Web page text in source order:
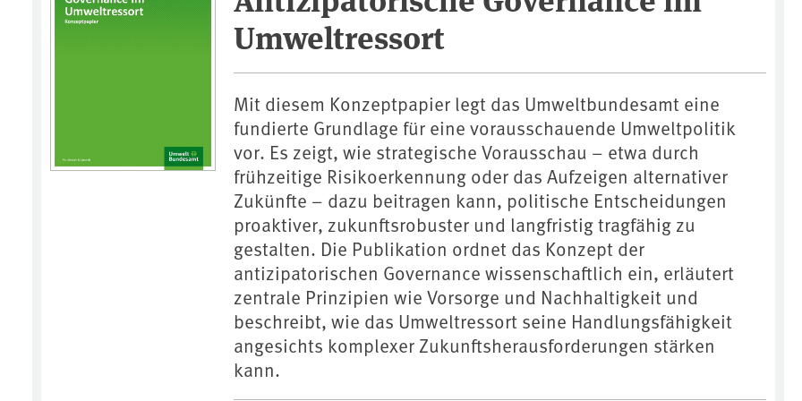
Umweltressort
Mit diesem Konzeptpapier legt das Umweltbundesamt eine
fundierte Grundlage für eine vorausschauende Umweltpolitik
vor. Es zeigt, wie strategische Vorausschau – etwa durch
frühzeitige Risikoerkennung oder das Aufzeigen alternativer
Zukünfte – dazu beitragen kann, politische Entscheidungen
proaktiver, zukunftsrobuster und langfristig tragfähig zu
gestalten. Die Publikation ordnet das Konzept der
antizipatorischen Governance wissenschaftlich ein, erläutert
zentrale Prinzipien wie Vorsorge und Nachhaltigkeit und
beschreibt, wie das Umweltressort seine Handlungsfähigkeit
angesichts komplexer Zukunftsherausforderungen stärken
kann.